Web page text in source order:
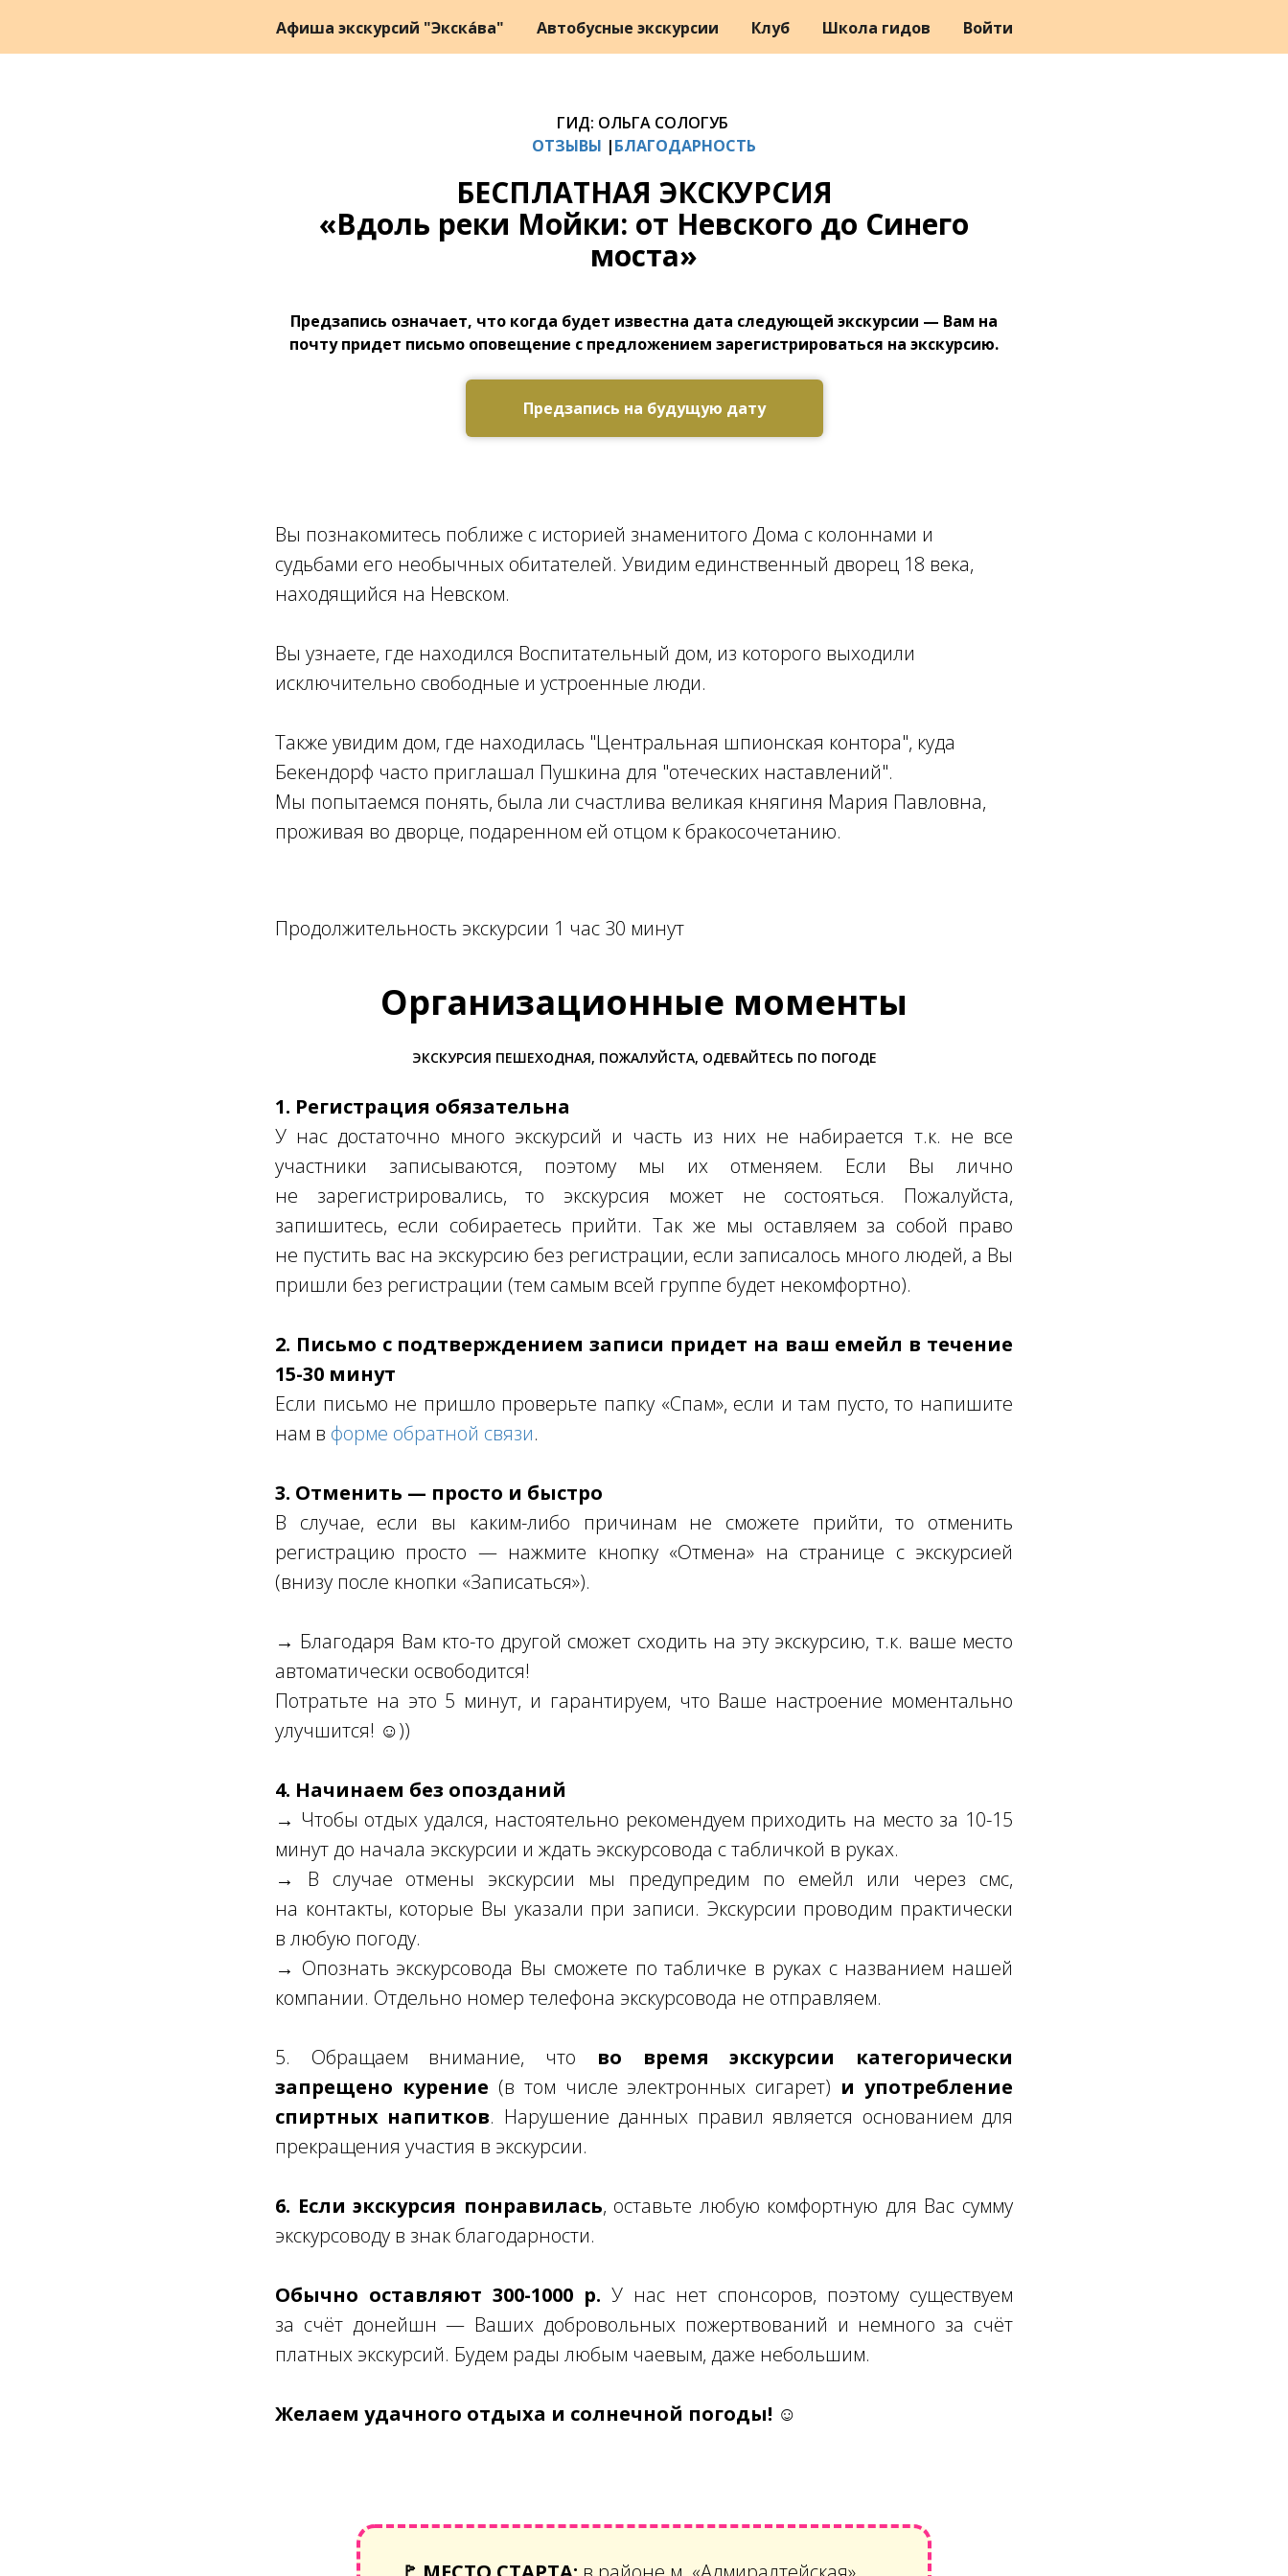
Афиша экскурсий "Экска́ва" Автобусные экскурсии Клуб Школа гидов Войти
ГИД: ОЛЬГА СОЛОГУБ
ОТЗЫВЫ |БЛАГОДАРНОСТЬ
БЕСПЛАТНАЯ ЭКСКУРСИЯ
«Вдоль реки Мойки: от Невского до Синего
моста»
Предзапись означает, что когда будет известна дата следующей экскурсии — Вам на
почту придет письмо оповещение с предложением зарегистрироваться на экскурсию.
Предзапись на будущую дату
Вы познакомитесь поближе с историей знаменитого Дома с колоннами и
судьбами его необычных обитателей. Увидим единственный дворец 18 века,
находящийся на Невском.
Вы узнаете, где находился Воспитательный дом, из которого выходили
исключительно свободные и устроенные люди.
Также увидим дом, где находилась "Центральная шпионская контора", куда
Бекендорф часто приглашал Пушкина для "отеческих наставлений".
Мы попытаемся понять, была ли счастлива великая княгиня Мария Павловна,
проживая во дворце, подаренном ей отцом к бракосочетанию.
Продолжительность экскурсии 1 час 30 минут
Организационные моменты
ЭКСКУРСИЯ ПЕШЕХОДНАЯ, ПОЖАЛУЙСТА, ОДЕВАЙТЕСЬ ПО ПОГОДЕ
1. Регистрация обязательна
У нас достаточно много экскурсий и часть из них не набирается т.к. не все
участники записываются, поэтому мы их отменяем. Если Вы лично
не зарегистрировались, то экскурсия может не состояться. Пожалуйста,
запишитесь, если собираетесь прийти. Так же мы оставляем за собой право
не пустить вас на экскурсию без регистрации, если записалось много людей, а Вы
пришли без регистрации (тем самым всей группе будет некомфортно).
2. Письмо с подтверждением записи придет на ваш емейл в течение
15-30 минут
Если письмо не пришло проверьте папку «Спам», если и там пусто, то напишите
нам в форме обратной связи.
3. Отменить — просто и быстро
В случае, если вы каким-либо причинам не сможете прийти, то отменить
регистрацию просто — нажмите кнопку «Отмена» на странице с экскурсией
(внизу после кнопки «Записаться»).
→ Благодаря Вам кто-то другой сможет сходить на эту экскурсию, т.к. ваше место
автоматически освободится!
Потратьте на это 5 минут, и гарантируем, что Ваше настроение моментально
улучшится! ☺))
4. Начинаем без опозданий
→ Чтобы отдых удался, настоятельно рекомендуем приходить на место за 10-15
минут до начала экскурсии и ждать экскурсовода с табличкой в руках.
→ В случае отмены экскурсии мы предупредим по емейл или через смс,
на контакты, которые Вы указали при записи. Экскурсии проводим практически
в любую погоду.
→ Опознать экскурсовода Вы сможете по табличке в руках с названием нашей
компании. Отдельно номер телефона экскурсовода не отправляем.
5. Обращаем внимание, что во время экскурсии категорически
запрещено курение (в том числе электронных сигарет) и употребление
спиртных напитков. Нарушение данных правил является основанием для
прекращения участия в экскурсии.
6. Если экскурсия понравилась, оставьте любую комфортную для Вас сумму
экскурсоводу в знак благодарности.
Обычно оставляют 300-1000 р. У нас нет спонсоров, поэтому существуем
за счёт донейшн — Ваших добровольных пожертвований и немного за счёт
платных экскурсий. Будем рады любым чаевым, даже небольшим.
Желаем удачного отдыха и солнечной погоды! ☺